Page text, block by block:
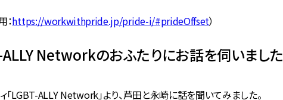
：https://workwithpride.jp/pride-i/#prideOffset）
ALLY Networkのおふたりにお話を伺いました
LGBT-ALLY Network」より、芦田と永崎に話を聞いてみました。